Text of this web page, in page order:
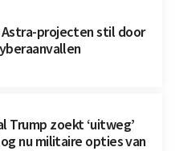
projecten stil door
Trump zoekt ‘uitweg’
nu militaire opties van